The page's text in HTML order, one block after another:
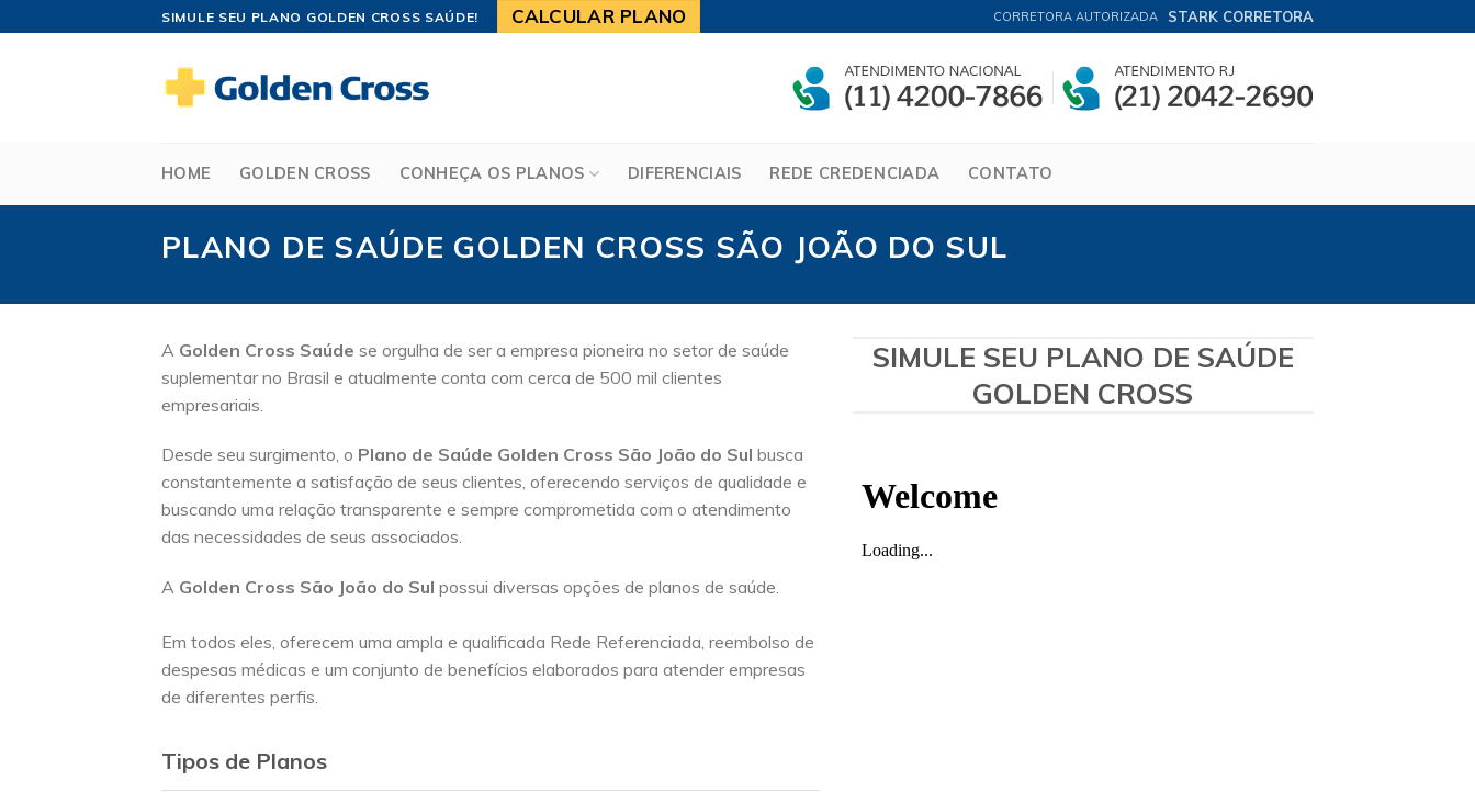
SIMULE SEU PLANO GOLDEN CROSS SAÚDE! CALCULAR PLANO CORRETORA AUTORIZADA STARK CORRETORA
HOME GOLDEN CROSS CONHEÇA OS PLANOS DIFERENCIAIS REDE CREDENCIADA CONTATO
PLANO DE SAÚDE GOLDEN CROSS SÃO JOÃO DO SUL
A Golden Cross Saúde se orgulha de ser a empresa pioneira no setor de saúde
suplementar no Brasil e atualmente conta com cerca de 500 mil clientes
empresariais.
Desde seu surgimento, o Plano de Saúde Golden Cross São João do Sul busca
constantemente a satisfação de seus clientes, oferecendo serviços de qualidade e
buscando uma relação transparente e sempre comprometida com o atendimento
das necessidades de seus associados.
A Golden Cross São João do Sul possui diversas opções de planos de saúde.
Em todos eles, oferecem uma ampla e qualificada Rede Referenciada, reembolso de
despesas médicas e um conjunto de benefícios elaborados para atender empresas
de diferentes perfis.
Tipos de Planos
SIMULE SEU PLANO DE SAÚDE
GOLDEN CROSS